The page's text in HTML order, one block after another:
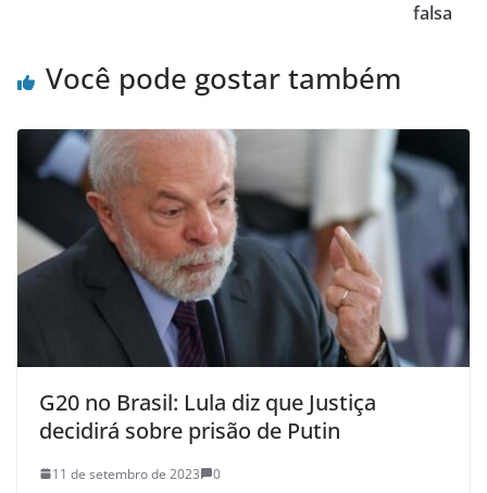
falsa
Você pode gostar também
G20 no Brasil: Lula diz que Justiça
decidirá sobre prisão de Putin
11 de setembro de 2023 0